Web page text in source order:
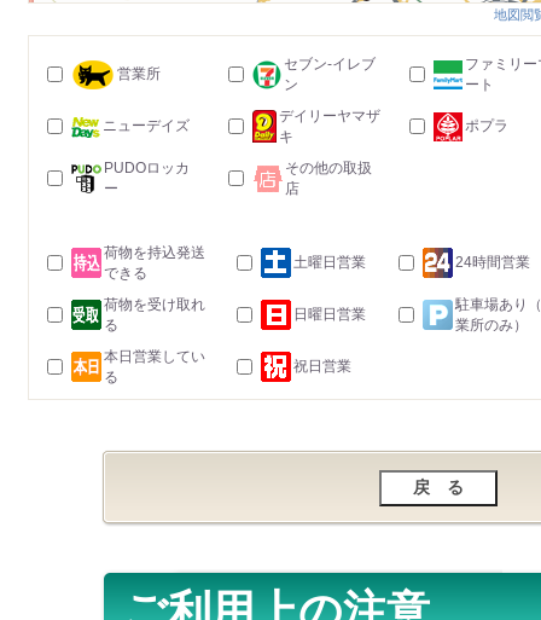
地図閲
営業所
セブン-イレブ
ン
ファミリー
ート
ニューデイズ
デイリーヤマザ
キ
ポプラ
PUDOロッカ
ー
その他の取扱
店
荷物を持込発送
できる
土曜日営業 24時間営業
荷物を受け取れ
る
日曜日営業
駐車場あり
業所のみ）
本日営業してい
る
祝日営業